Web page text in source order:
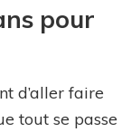
pour
d’aller faire
tout se passe